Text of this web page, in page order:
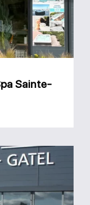
Sainte-